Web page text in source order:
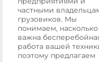
частными
грузовиков. Мы
понимаем, насколько
важна
работа вашей
поэтому предлагаем